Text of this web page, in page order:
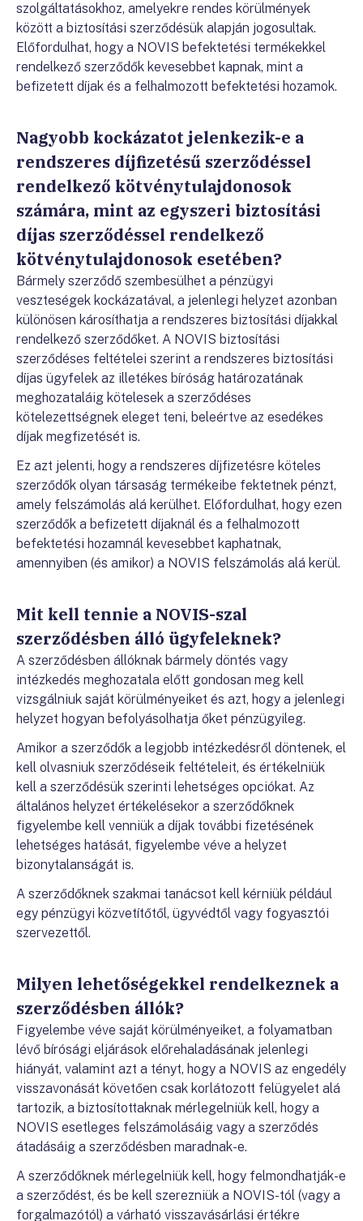
szolgáltatásokhoz, amelyekre rendes körülmények
között a biztosítási szerződésük alapján jogosultak.
Előfordulhat, hogy a NOVIS befektetési termékekkel
rendelkező szerződők kevesebbet kapnak, mint a
befizetett díjak és a felhalmozott befektetési hozamok.
Nagyobb kockázatot jelenkezik-e a
rendszeres díjfizetésű szerződéssel
rendelkező kötvénytulajdonosok
számára, mint az egyszeri biztosítási
díjas szerződéssel rendelkező
kötvénytulajdonosok esetében?
Bármely szerződő szembesülhet a pénzügyi
veszteségek kockázatával, a jelenlegi helyzet azonban
különösen károsíthatja a rendszeres biztosítási díjakkal
rendelkező szerződőket. A NOVIS biztosítási
szerződéses feltételei szerint a rendszeres biztosítási
díjas ügyfelek az illetékes bíróság határozatának
meghozataláig kötelesek a szerződéses
kötelezettségnek eleget teni, beleértve az esedékes
díjak megfizetését is.
Ez azt jelenti, hogy a rendszeres díjfizetésre köteles
szerződők olyan társaság termékeibe fektetnek pénzt,
amely felszámolás alá kerülhet. Előfordulhat, hogy ezen
szerződők a befizetett díjaknál és a felhalmozott
befektetési hozamnál kevesebbet kaphatnak,
amennyiben (és amikor) a NOVIS felszámolás alá kerül.
Mit kell tennie a NOVIS-szal
szerződésben álló ügyfeleknek?
A szerződésben állóknak bármely döntés vagy
intézkedés meghozatala előtt gondosan meg kell
vizsgálniuk saját körülményeiket és azt, hogy a jelenlegi
helyzet hogyan befolyásolhatja őket pénzügyileg.
Amikor a szerződők a legjobb intézkedésről döntenek, el
kell olvasniuk szerződéseik feltételeit, és értékelniük
kell a szerződésük szerinti lehetséges opciókat. Az
általános helyzet értékelésekor a szerződőknek
figyelembe kell venniük a díjak további fizetésének
lehetséges hatását, figyelembe véve a helyzet
bizonytalanságát is.
A szerződőknek szakmai tanácsot kell kérniük például
egy pénzügyi közvetítőtől, ügyvédtől vagy fogyasztói
szervezettől.
Milyen lehetőségekkel rendelkeznek a
szerződésben állók?
Figyelembe véve saját körülményeiket, a folyamatban
lévő bírósági eljárások előrehaladásának jelenlegi
hiányát, valamint azt a tényt, hogy a NOVIS az engedély
visszavonását követően csak korlátozott felügyelet alá
tartozik, a biztosítottaknak mérlegelniük kell, hogy a
NOVIS esetleges felszámolásáig vagy a szerződés
átadásáig a szerződésben maradnak-e.
A szerződőknek mérlegelniük kell, hogy felmondhatják-e
a szerződést, és be kell szerezniük a NOVIS-tól (vagy a
forgalmazótól) a várható visszavásárlási értékre